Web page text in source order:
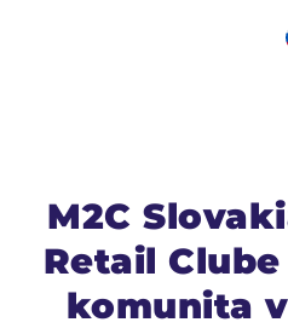
M2C
Retail
komunita